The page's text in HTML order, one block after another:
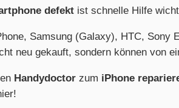
defekt ist schnelle Hilfe
Samsung (Galaxy), HTC, Sony
neu gekauft, sondern können von
Handydoctor zum iPhone